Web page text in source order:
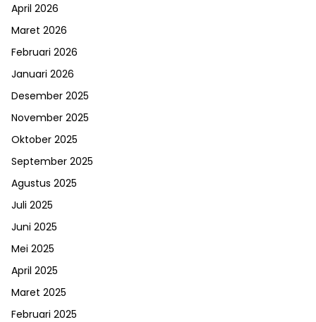
April 2026
Maret 2026
Februari 2026
Januari 2026
Desember 2025
November 2025
Oktober 2025
September 2025
Agustus 2025
Juli 2025
Juni 2025
Mei 2025
April 2025
Maret 2025
Februari 2025